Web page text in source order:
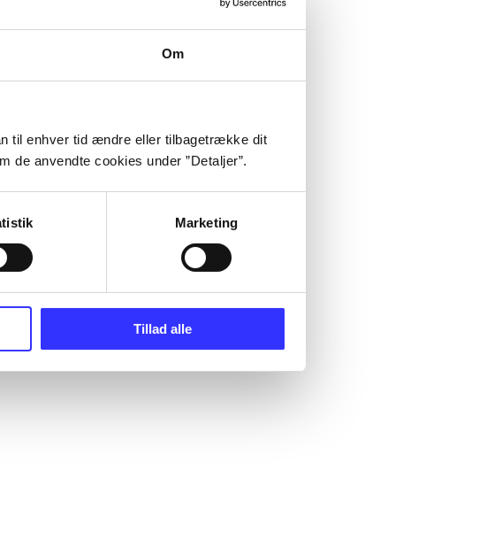
Om
til enhver tid ændre eller tilbagetrække dit
de anvendte cookies under ”Detaljer”.
Marketing
Tillad alle